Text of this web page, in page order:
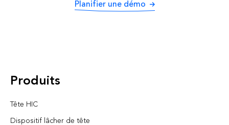
Planifier une démo
Produits
Tête HIC
Dispositif lâcher de tête